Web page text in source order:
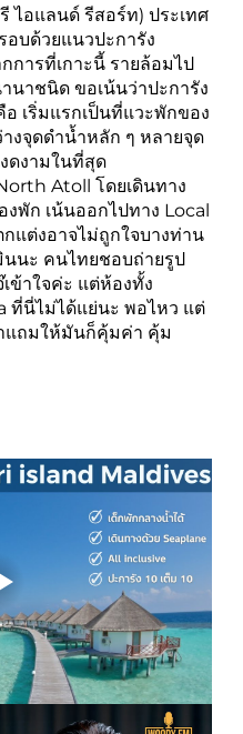
ไอแลนด์ รีสอร์ท) ประเทศ
อบด้วยแนวปะการัง
การที่เกาะนี้ รายล้อมไป
นาชนิด ขอเน้นว่าปะการัง
อ เริ่มแรกเป็นที่แวะพักของ
งจุดดำน้ำหลัก ๆ หลายจุด
ดงามในที่สุด
Atoll โดยเดินทาง
พัก เน้นออกไปทาง Local
แต่งอาจไม่ถูกใจบางท่าน
นะ คนไทยชอบถ่ายรูป
ข้าใจค่ะ แต่ห้องทั้ง
ที่นี่ไม่ได้แย่นะ พอไหว แต่
แถมให้มันก็คุ้มค่า คุ้ม